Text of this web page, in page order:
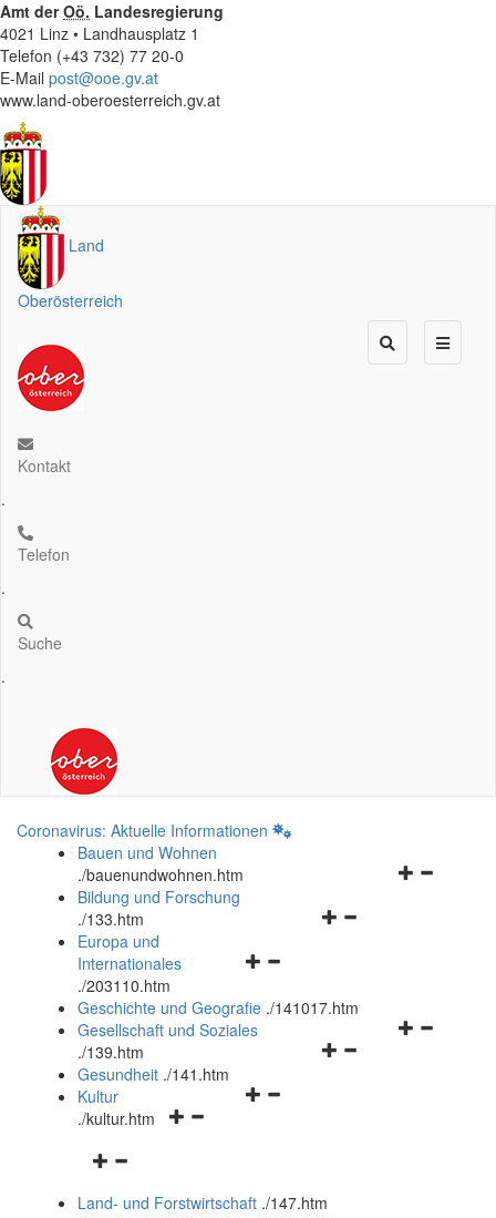
Amt derOö. Landesregierung
4021 Linz • Landhausplatz 1
Telefon (+43 732) 77 20-0
E-Mail post@ooe.gv.at
www.land-oberoesterreich.gv.at
Land
Oberösterreich
Kontakt
.
Telefon
.
Suche
.
Coronavirus: Aktuelle Informationen
Bauen und Wohnen
./bauenundwohnen.htm
Navigationsmenü
Bildung und Forschung
./133.htm
Navigationsmenü
und
schließen
Europa und
Internationales
./203110.htm
Geschichte und Geografie ./141017.htm
Navigationsmenü
Gesellschaft und Soziales
./139.htm
Navigationsmenü
Gesundheit ./141.htm
Navigationsmenü
Kultur
./kultur.htm
Navigationsmenü
und
Land- und Forstwirtschaft ./147.htm